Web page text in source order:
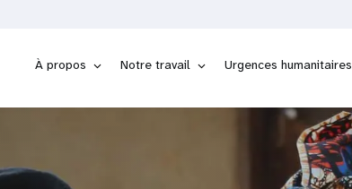
À propos Notre travail Urgences humanitaires